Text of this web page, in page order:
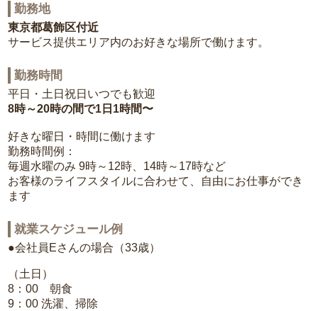
勤務地
東京都葛飾区付近
サービス提供エリア内のお好きな場所で働けます。
勤務時間
平日・土日祝日いつでも歓迎
8時～20時の間で1日1時間〜
好きな曜日・時間に働けます
勤務時間例：
毎週水曜のみ 9時～12時、14時～17時など
お客様のライフスタイルに合わせて、自由にお仕事ができ
ます
就業スケジュール例
●会社員Eさんの場合（33歳）
（土日）
8：00 朝食
9：00 洗濯、掃除